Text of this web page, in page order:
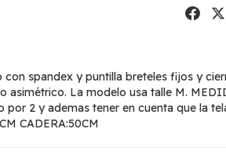
spandex y puntilla breteles fijos y
asimétrico. La modelo usa talle M.
2 y ademas tener en cuenta que la
CADERA:50CM